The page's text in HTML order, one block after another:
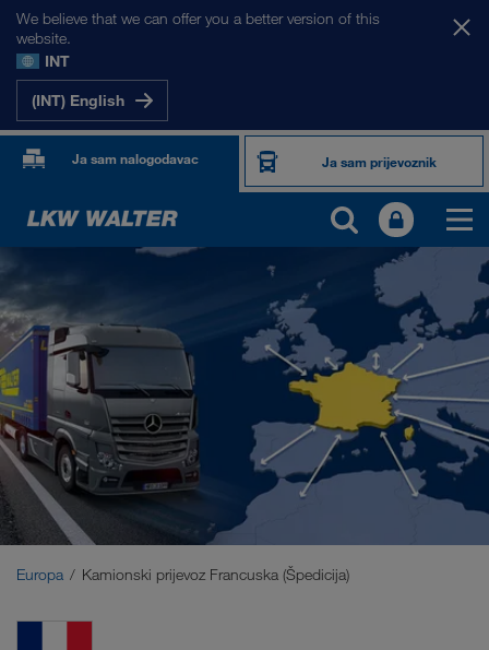
We believe that we can offer you a better version of this
website.
INT
(INT) English
Ja sam nalogodavac Ja sam prijevoznik
NAŠA TRŽIŠTA
Europa
Srednja Azija
Rusija
Bliski Istok
Europa Kamionski prijevoz Francuska (Špedicija)